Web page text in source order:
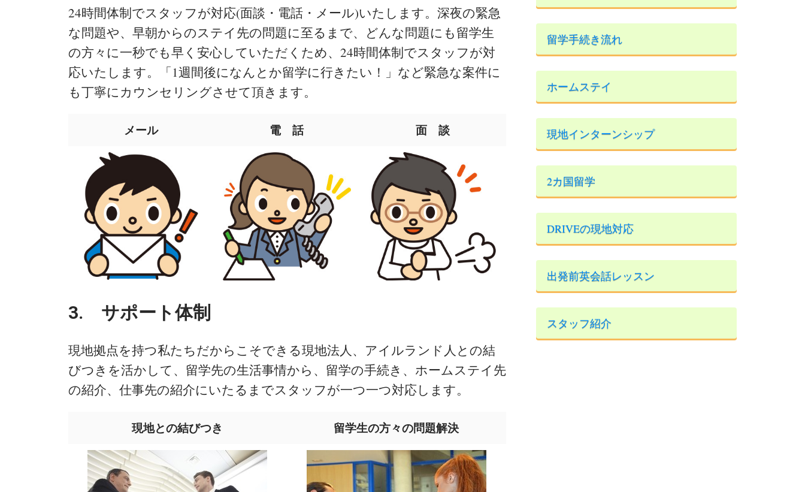
24時間体制でスタッフが対応(面談・電話・メール)いたします。深夜の緊急
な問題や、早朝からのステイ先の問題に至るまで、どんな問題にも留学生
の方々に一秒でも早く安心していただくため、24時間体制でスタッフが対
応いたします。「1週間後になんとか留学に行きたい！」など緊急な案件に
も丁寧にカウンセリングさせて頂きます。
メール 電 話 面 談
3. サポート体制
現地拠点を持つ私たちだからこそできる現地法人、アイルランド人との結
びつきを活かして、留学先の生活事情から、留学の手続き、ホームステイ先
の紹介、仕事先の紹介にいたるまでスタッフが一つ一つ対応します。
現地との結びつき 留学生の方々の問題解決
留学手続き流れ
ホームステイ
現地インターンシップ
2カ国留学
DRIVEの現地対応
出発前英会話レッスン
スタッフ紹介